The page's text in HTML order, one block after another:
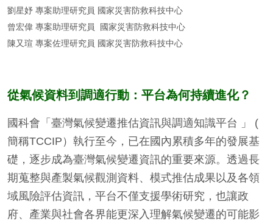
劉星妤 專案助理研究員 國家災害防救科技中心
曾宏偉 專案助理研究員 國家災害防救科技中心
陳又瑄 專案佐理研究員 國家災害防救科技中心
從氣候資料到調適行動：平台為何持續進化？
國科會「臺灣氣候變遷推估資訊與調適知識平台 」
(
簡稱TCCIP）執行至今，已在國內累積多年的發展基
礎，逐步成為臺灣氣候變遷資訊的重要來源。透過長
期蒐整與產製氣候觀測資料、模式推估成果以及各領
域風險評估資訊，平台不僅支援學術研究，也讓政
府、產業與社會各界能更深入理解氣候變遷的可能影